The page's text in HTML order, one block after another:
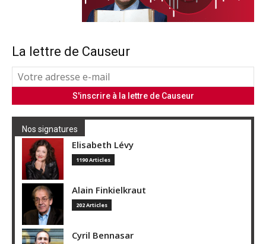
La lettre de Causeur
Nos signatures
Elisabeth Lévy
1190 Articles
Alain Finkielkraut
202 Articles
Cyril Bennasar